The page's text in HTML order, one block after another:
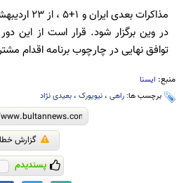
مذاکرات
در وین برگزار شود. قرار است از این
توافق نهایی در چارچوب برنامه اقدام
منبع: ایسنا
برچسب ها: راهی ، نیویورک ، بعیدی نژاد
گزارش خطا
پسندیدم